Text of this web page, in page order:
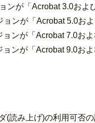
ンが「Acrobat 3.0およ
ンが「Acrobat 5.0お
ンが「Acrobat 7.0お
ンが「Acrobat 9.0お
(読み上げ)の利用可否